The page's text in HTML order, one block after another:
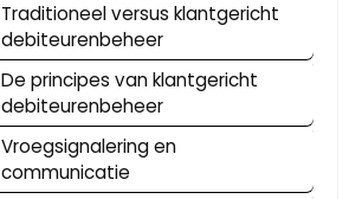
Traditioneel versus klantgericht
debiteurenbeheer
De principes van klantgericht
debiteurenbeheer
Vroegsignalering en
communicatie